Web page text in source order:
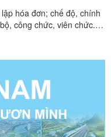
hóa đơn; chế độ, chính
công chức, viên chức...